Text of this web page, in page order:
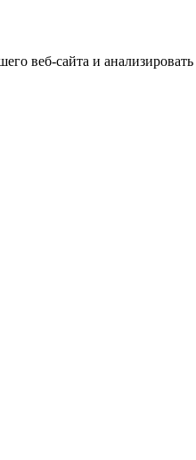
веб-сайта и анализировать